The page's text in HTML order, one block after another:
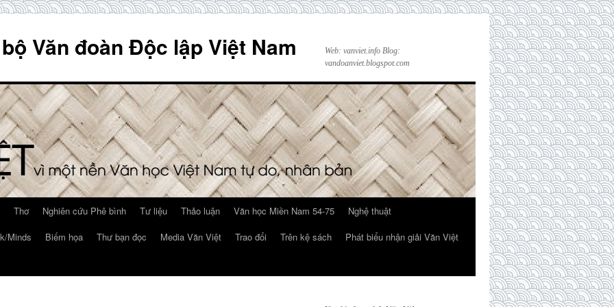
Văn đoàn Độc lập Việt Nam
Web: vanviet.info Blog:
vandoanviet.blogspot.com
Thơ Nghiên cứu Phê bình Tư liệu Thảo luận Văn học Miền Nam 54-75
Nghệ thuật
Minds Biếm họa Thư bạn đọc Media Văn Việt Trao đổi Trên kệ sách
Phát biểu nhận giải Văn Việt